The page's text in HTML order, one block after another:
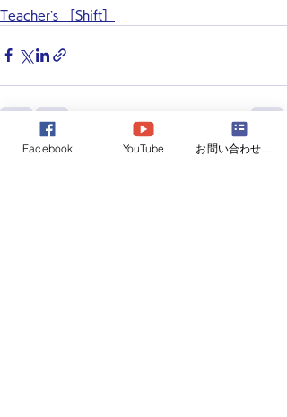
Teacher’s ［Shift］
すべて表示
Facebook YouTube